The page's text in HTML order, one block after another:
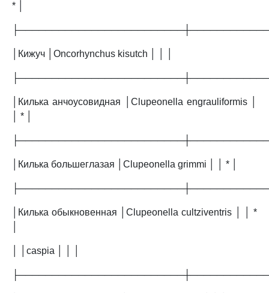
* │
│Кижуч │Oncorhynchus kisutch │ │ │
│Килька анчоусовидная │Clupeonella engrauliformis │
│ * │
│Килька большеглазая │Clupeonella grimmi │ │ * │
│Килька обыкновенная │Clupeonella cultziventris │ │ *
│ │caspia │ │ │